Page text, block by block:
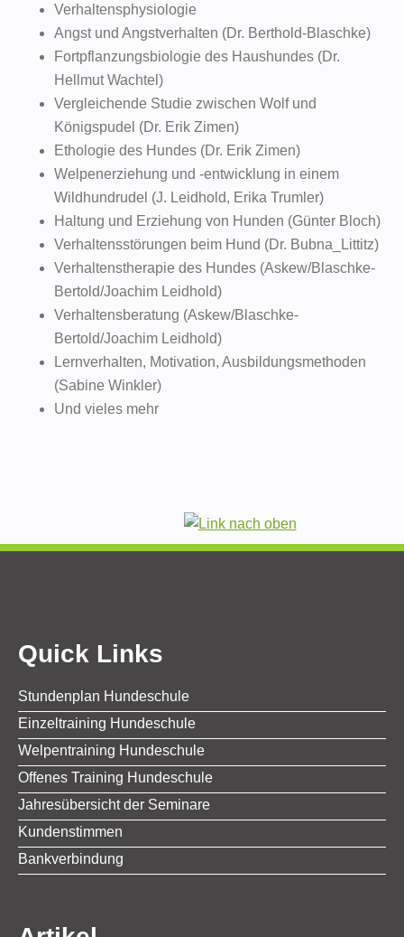
Verhaltensphysiologie
Angst und Angstverhalten (Dr. Berthold-Blaschke)
Fortpflanzungsbiologie des Haushundes (Dr.
Hellmut Wachtel)
Vergleichende Studie zwischen Wolf und
Königspudel (Dr. Erik Zimen)
Ethologie des Hundes (Dr. Erik Zimen)
Welpenerziehung und -entwicklung in einem
Wildhundrudel (J. Leidhold, Erika Trumler)
Haltung und Erziehung von Hunden (Günter Bloch)
Verhaltensstörungen beim Hund (Dr. Bubna_Littitz)
Verhaltenstherapie des Hundes (Askew/Blaschke-
Bertold/Joachim Leidhold)
Verhaltensberatung (Askew/Blaschke-
Bertold/Joachim Leidhold)
Lernverhalten, Motivation, Ausbildungsmethoden
(Sabine Winkler)
Und vieles mehr
Quick Links
Stundenplan Hundeschule
Einzeltraining Hundeschule
Welpentraining Hundeschule
Offenes Training Hundeschule
Jahresübersicht der Seminare
Kundenstimmen
Bankverbindung